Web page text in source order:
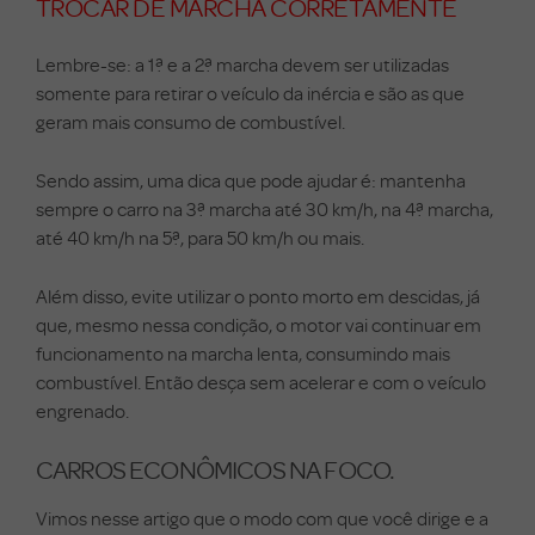
TROCAR DE MARCHA CORRETAMENTE
Lembre-se: a 1ª e a 2ª marcha devem ser utilizadas
somente para retirar o veículo da inércia e são as que
geram mais consumo de combustível.
Sendo assim, uma dica que pode ajudar é: mantenha
sempre o carro na 3ª marcha até 30 km/h, na 4ª marcha,
até 40 km/h na 5ª, para 50 km/h ou mais.
Além disso, evite utilizar o ponto morto em descidas, já
que, mesmo nessa condição, o motor vai continuar em
funcionamento na marcha lenta, consumindo mais
combustível. Então desça sem acelerar e com o veículo
engrenado.
CARROS ECONÔMICOS NA FOCO.
Vimos nesse artigo que o modo com que você dirige e a